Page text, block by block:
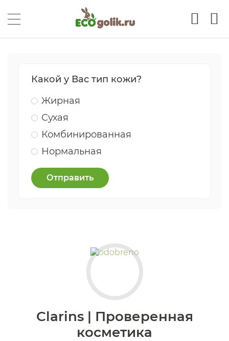
Какой у Вас тип кожи?
Жирная
Сухая
Комбинированная
Нормальная
Отправить
Clarins | Проверенная
косметика